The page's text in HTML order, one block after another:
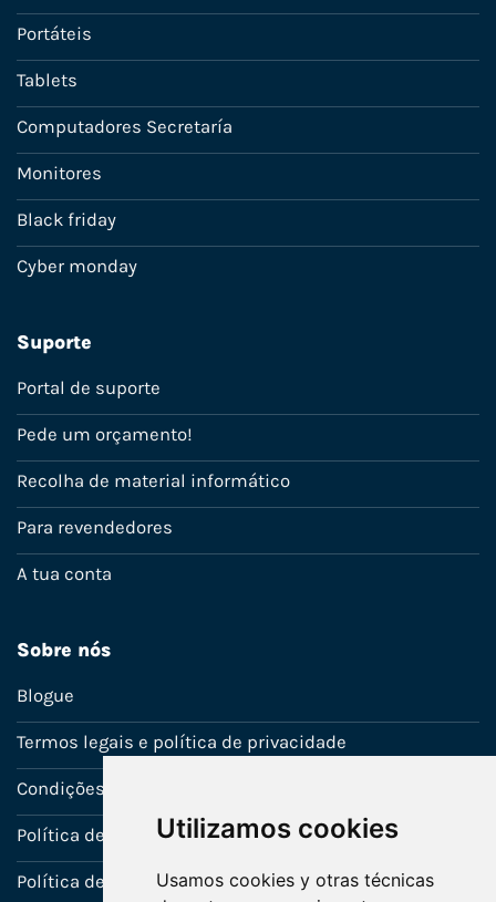
Utilizamos cookies
Usamos cookies y otras técnicas
Portáteis
Tablets
Computadores Secretaría
Monitores
Black friday
Cyber monday
Suporte
Portal de suporte
Pede um orçamento!
Recolha de material informático
Para revendedores
A tua conta
Sobre nós
Blogue
Termos legais e política de privacidade
Condições de venda
Política de Garantia
Política de utilização de cookies